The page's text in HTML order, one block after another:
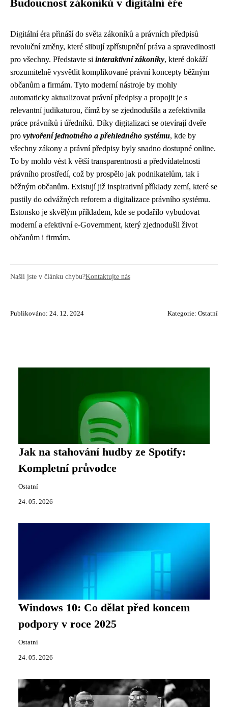
Budoucnost zákoníků v digitální éře
Digitální éra přináší do světa zákoníků a právních předpisů
revoluční změny, které slibují zpřístupnění práva a spravedlnosti
pro všechny. Představte si interaktivní zákoníky, které dokáží
srozumitelně vysvětlit komplikované právní koncepty běžným
občanům a firmám. Tyto moderní nástroje by mohly
automaticky aktualizovat právní předpisy a propojit je s
relevantní judikaturou, čímž by se zjednodušila a zefektivnila
práce právníků i úředníků. Díky digitalizaci se otevírají dveře
pro vytvoření jednotného a přehledného systému, kde by
všechny zákony a právní předpisy byly snadno dostupné online.
To by mohlo vést k větší transparentnosti a předvídatelnosti
právního prostředí, což by prospělo jak podnikatelům, tak i
běžným občanům. Existují již inspirativní příklady zemí, které se
pustily do odvážných reforem a digitalizace právního systému.
Estonsko je skvělým příkladem, kde se podařilo vybudovat
moderní a efektivní e-Government, který zjednodušil život
občanům i firmám.
Našli jste v článku chybu?Kontaktujte nás
Publikováno: 24. 12. 2024 Kategorie: Ostatní
Jak na stahování hudby ze Spotify:
Kompletní průvodce
Ostatní
24. 05. 2026
Windows 10: Co dělat před koncem
podpory v roce 2025
Ostatní
24. 05. 2026